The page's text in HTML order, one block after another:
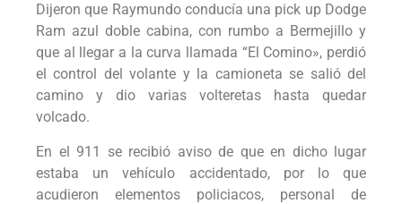
Dijeron que Raymundo conducía una pick up Dodge
Ram azul doble cabina, con rumbo a Bermejillo y
que al llegar a la curva llamada “El Comino», perdió
el control del volante y la camioneta se salió del
camino y dio varias volteretas hasta quedar
volcado.
En el 911 se recibió aviso de que en dicho lugar
estaba un vehículo accidentado, por lo que
acudieron elementos policiacos, personal de